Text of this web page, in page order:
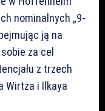
nominalnych „9-
ją na
za cel
z trzech
Wirtza i Ilkaya